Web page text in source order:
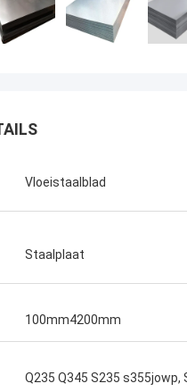
Vloeistaalblad
Staalplaat
100mm4200mm
Q235 Q345 S235 s355jowp,